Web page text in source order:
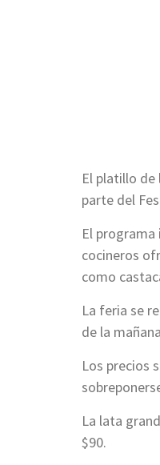
El platillo de
parte del
El programa
cocineros
como
La feria se
de la
Los precios
La lata
$90.